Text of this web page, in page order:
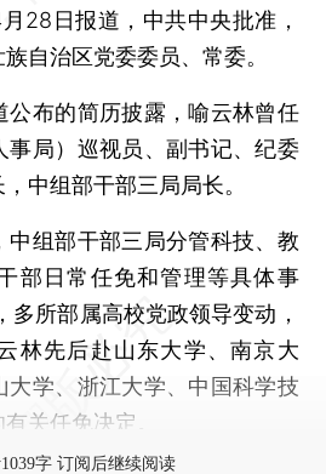
日报道，中共中央批准，
自治区党委委员、常委。
布的简历披露，喻云林曾任
事局）巡视员、副书记、纪委
中组部干部三局局长。
组部干部三局分管科技、教
部日常任免和管理等具体事
多所部属高校党政领导变动，
林先后赴山东大学、南京大
大学、浙江大学、中国科学技
关任免决定。
字 订阅后继续阅读